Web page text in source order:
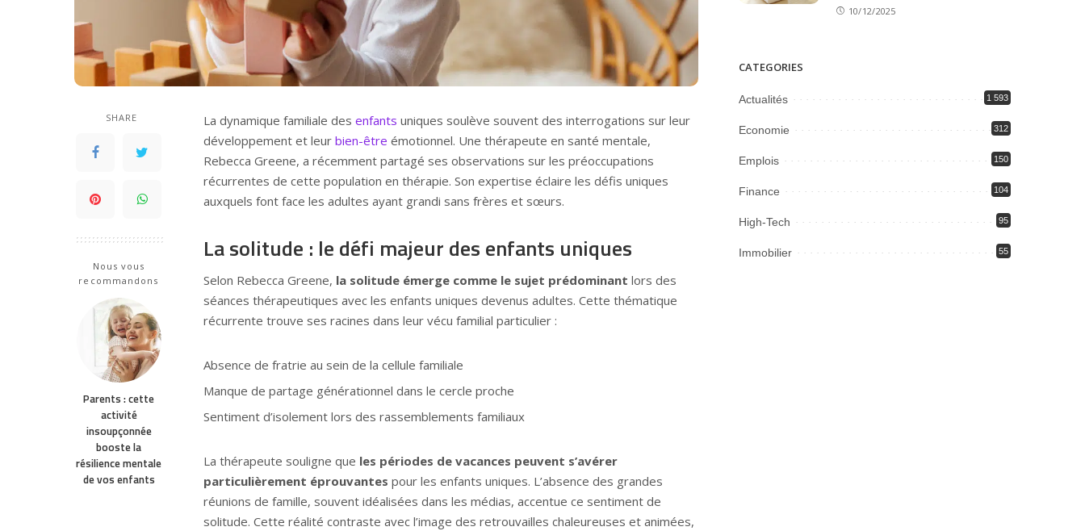
SHARE
Nous vous
recommandons
Parents : cette
activité
insoupçonnée
booste la
résilience mentale
de vos enfants
La dynamique familiale des enfants uniques soulève souvent des interrogations sur leur
développement et leur bien-être émotionnel. Une thérapeute en santé mentale,
Rebecca Greene, a récemment partagé ses observations sur les préoccupations
récurrentes de cette population en thérapie. Son expertise éclaire les défis uniques
auxquels font face les adultes ayant grandi sans frères et sœurs.
La solitude : le défi majeur des enfants uniques
Selon Rebecca Greene, la solitude émerge comme le sujet prédominant lors des
séances thérapeutiques avec les enfants uniques devenus adultes. Cette thématique
récurrente trouve ses racines dans leur vécu familial particulier :
Absence de fratrie au sein de la cellule familiale
Manque de partage générationnel dans le cercle proche
Sentiment d’isolement lors des rassemblements familiaux
La thérapeute souligne que les périodes de vacances peuvent s’avérer
particulièrement éprouvantes pour les enfants uniques. L’absence des grandes
réunions de famille, souvent idéalisées dans les médias, accentue ce sentiment de
solitude. Cette réalité contraste avec l’image des retrouvailles chaleureuses et animées,
10/12/2025
CATEGORIES
Actualités 1 593
Economie 312
Emplois 150
Finance 104
High-Tech 95
Immobilier 55